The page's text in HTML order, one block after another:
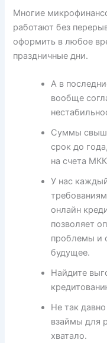
Многие
работают без
оформить в любое
праздничные дни.
А в
вообще
Суммы
срок до
на счета
У нас
онлайн
позволяет
проблемы и
будущее.
Найдите
Не так
взаймы для
хватало.